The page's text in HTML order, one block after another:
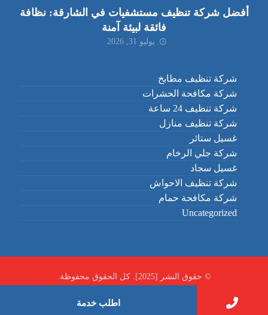
أفضل شركة تنظيف مستشفيات في الشارقة: نظافة
فائقة لبيئة آمنة
يوليو 31, 2026
شركة تنظيف مطابخ
شركة مكافحة الحشرات
شركة تنظيف 24 ساعة
شركة تنظيف منازل
غسيل ستائر
شركة جلي الرخام
غسيل سجاد
شركة تنظيف الاحواش
شركة مكافحة حمام
Uncategorized
© حقوق النشر [2025]. كل الحقوق محفوظة.
اطلب خدمة